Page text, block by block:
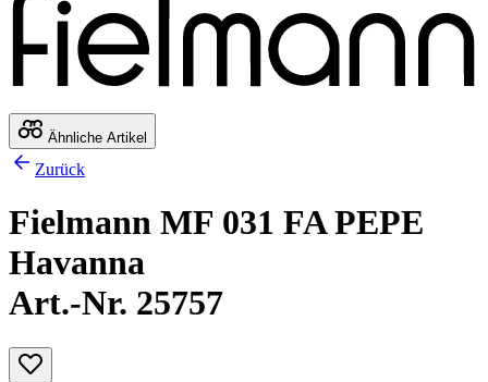
Ähnliche Artikel
Zurück
Fielmann MF 031 FA PEPE
Havanna
Art.-Nr. 25757